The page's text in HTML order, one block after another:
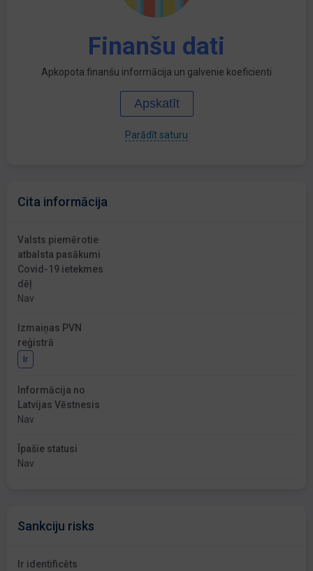
Finanšu dati
Apkopota finanšu informācija un galvenie koeficienti
Apskatīt
Parādīt saturu
Cita informācija
Valsts piemērotie
atbalsta pasākumi
Covid-19 ietekmes
dēļ
Nav
Izmaiņas PVN
reģistrā
Ir
Informācija no
Latvijas Vēstnesis
Nav
Īpašie statusi
Nav
Sankciju risks
Ir identificēts